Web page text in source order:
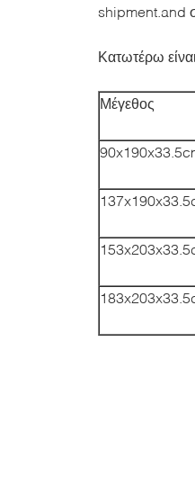
shipment.and
Κατωτέρω
Μέγεθος